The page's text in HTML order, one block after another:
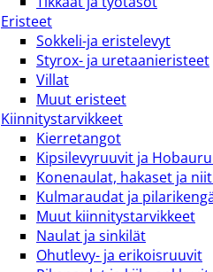
Eristeet
Sokkeli-ja eristelevyt
Styrox- ja uretaanieristeet
Villat
Muut eristeet
Kiinnitystarvikkeet
Kierretangot
Kipsilevyruuvit ja
Konenaulat, hakaset ja
Kulmaraudat ja
Muut kiinnitystarvikkeet
Naulat ja sinkilät
Ohutlevy- ja erikoisruuvit